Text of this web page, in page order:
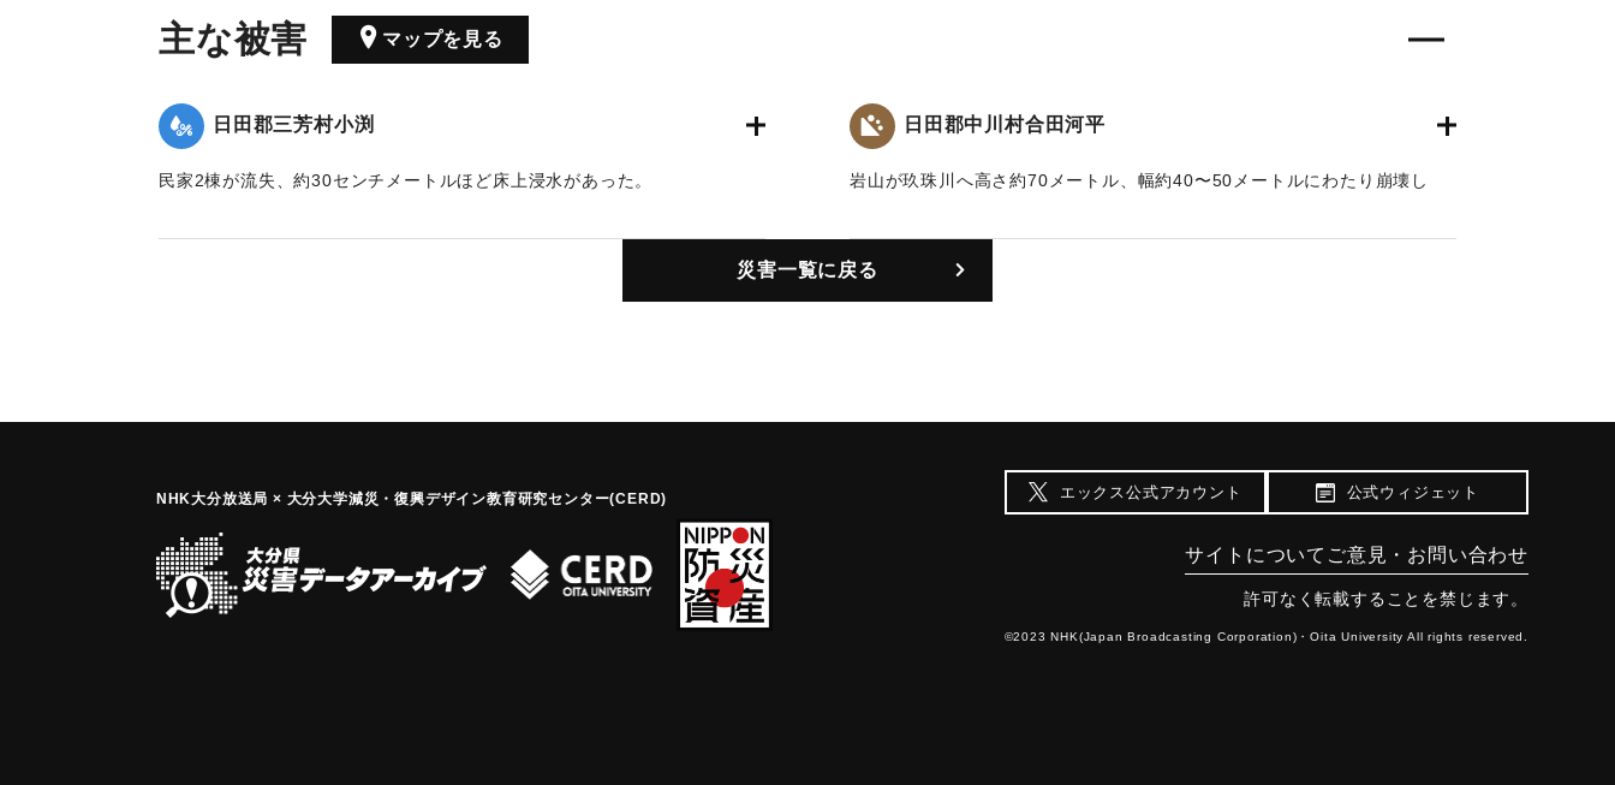
主な被害 マップを見る
日田郡三芳村小渕
民家2棟が流失、約30センチメートルほど床上浸水があった。
日田郡中川村合田河平
岩山が玖珠川へ高さ約70メートル、幅約40〜50メートルにわたり崩壊し
から比定した。
【出典：日田水害誌（池田範六,1950）】
災害一覧に戻る
NHK大分放送局 × 大分大学減災 ・復興デザイン教育研究センター(CERD) エックス公式アカウント 公式ウィジェット
サイトについて ご意見・お問い合わせ
許可なく転載することを禁じます。
©2023 NHK(Japan Broadcasting Corporation)・Oita University All rights reserved.